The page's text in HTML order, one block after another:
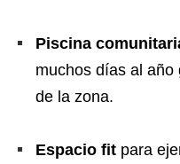
Piscina
muchos días al año
de la zona.
Espacio fit para